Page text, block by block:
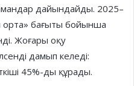
дайындайды. 2025–
бағыты бойынша
Жоғары оқу
дамып келеді:
45%-ды құрады.